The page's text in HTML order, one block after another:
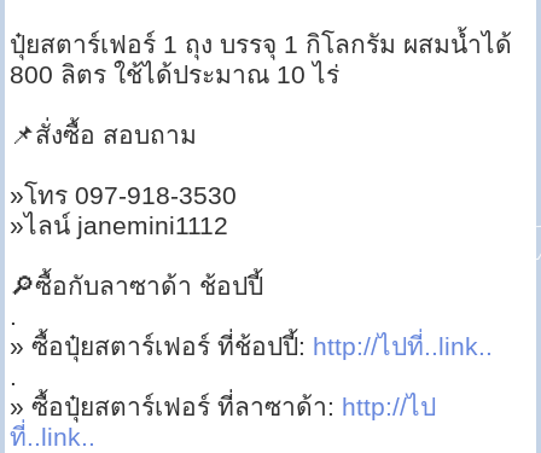
ปุ๋ยสตาร์เฟอร์ 1 ถุง บรรจุ 1 กิโลกรัม ผสมน้ำได้
800 ลิตร ใช้ได้ประมาณ 10 ไร่
📌สั่งซื้อ สอบถาม
»โทร 097-918-3530
»ไลน์ janemini1112
🔎ซื้อกับลาซาด้า ช้อปปี้
.
» ซื้อปุ๋ยสตาร์เฟอร์ ที่ช้อปปี้: http://ไปที่..link..
.
» ซื้อปุ๋ยสตาร์เฟอร์ ที่ลาซาด้า: http://ไป
ที่..link..